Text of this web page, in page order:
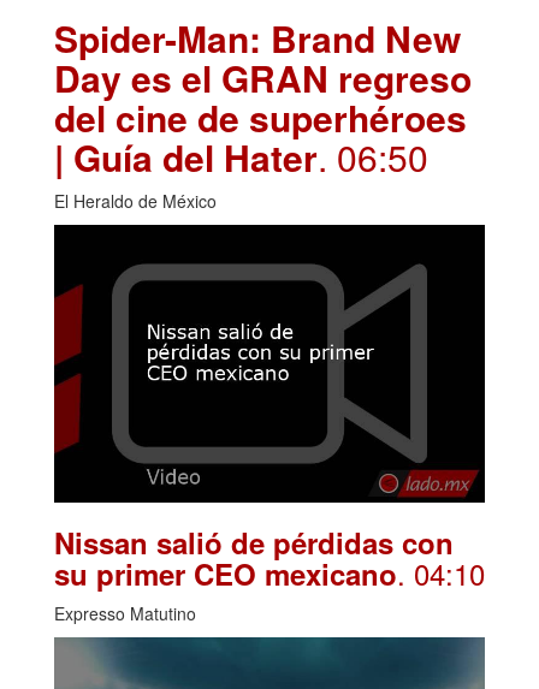
Spider-Man: Brand New
Day es el GRAN regreso
del cine de superhéroes
| Guía del Hater. 06:50
El Heraldo de México
Nissan salió de pérdidas con
su primer CEO mexicano. 04:10
Expresso Matutino